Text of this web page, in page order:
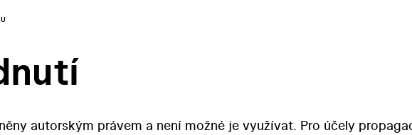
autorským právem a není možné je využívat. Pro účely